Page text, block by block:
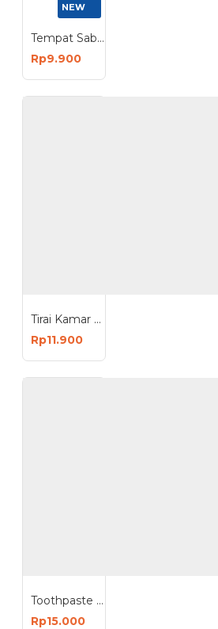
NEW
Tempat Sabun 2 Tingkat Model Bunga Wadah Holder Tempel Dinding
Rp9.900
Tirai Kamar Mandi Shower Curtain 180x180 cm
Rp11.900
Toothpaste Dispenser - Dispenser Odol
Rp15.000